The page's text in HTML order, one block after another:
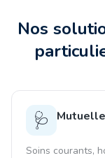
Nos
🩺
Soins courants,